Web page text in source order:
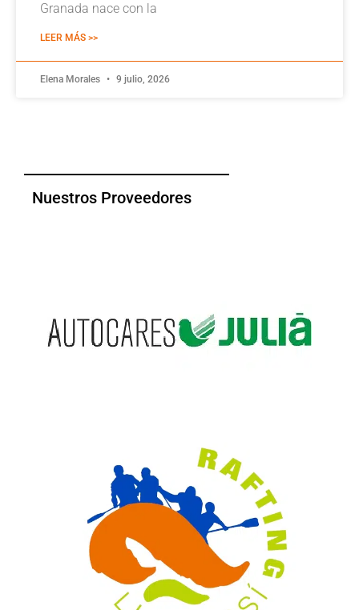
Granada nace con la
LEER MÁS >>
Elena Morales 9 julio, 2026
Nuestros Proveedores